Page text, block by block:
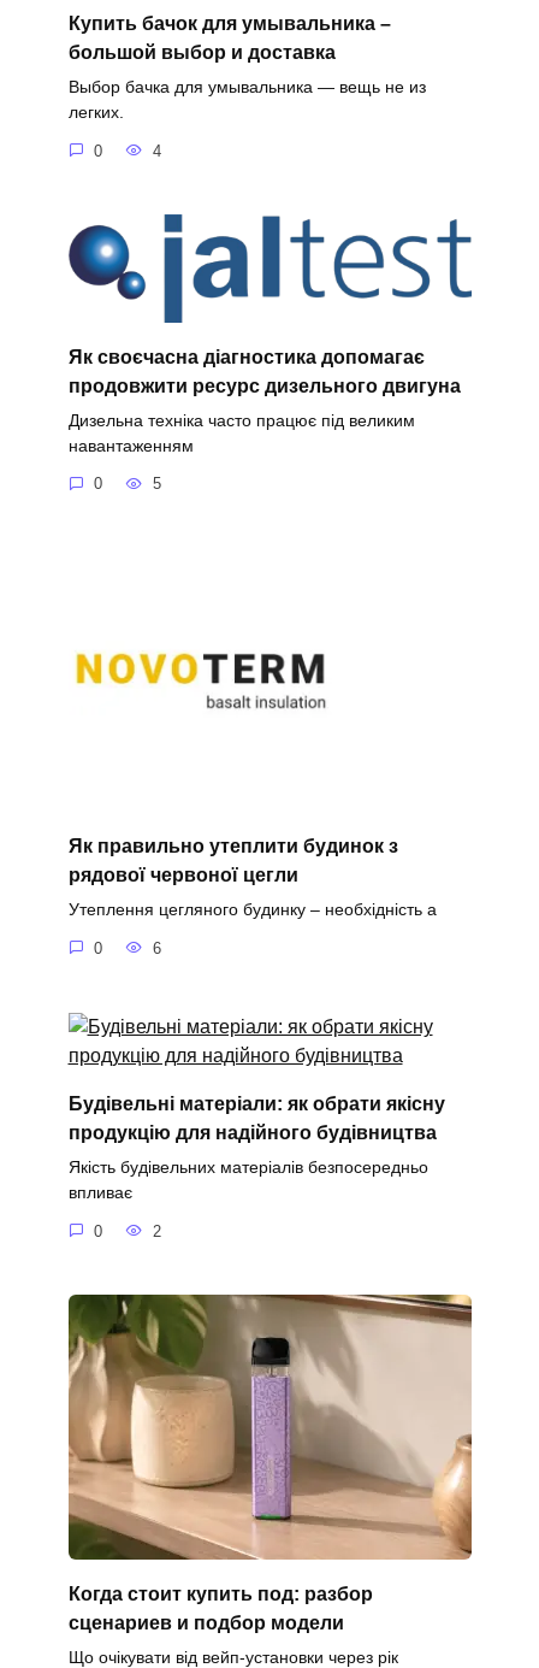
Купить бачок для умывальника –
большой выбор и доставка
Выбор бачка для умывальника — вещь не из
легких.
0 4
Як своєчасна діагностика допомагає
продовжити ресурс дизельного двигуна
Дизельна техніка часто працює під великим
навантаженням
0 5
Як правильно утеплити будинок з
рядової червоної цегли
Утеплення цегляного будинку – необхідність а
0 6
Будівельні матеріали: як обрати якісну
продукцію для надійного будівництва
Якість будівельних матеріалів безпосередньо
впливає
0 2
Когда стоит купить под: разбор
сценариев и подбор модели
Що очікувати від вейп-установки через рік